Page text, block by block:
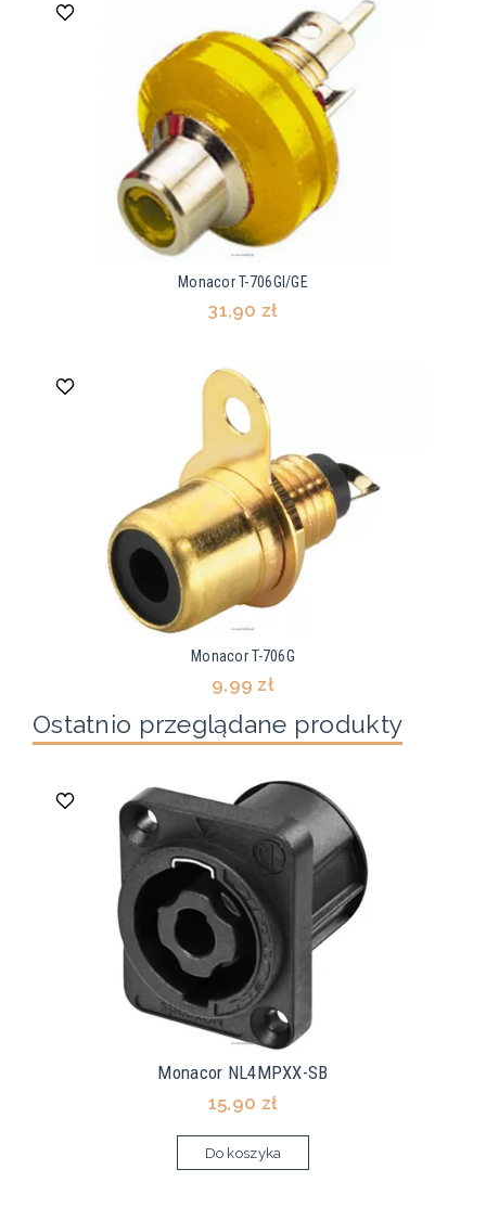
Monacor T-706GI/GE
31,90 zł
Monacor T-706G
9,99 zł
Ostatnio przeglądane produkty
Monacor NL4MPXX-SB
15,90 zł
Do koszyka